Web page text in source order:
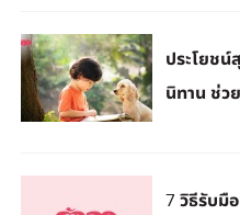
ประโยชน์
นิทาน ช่ว
​7 วิธีรับมื